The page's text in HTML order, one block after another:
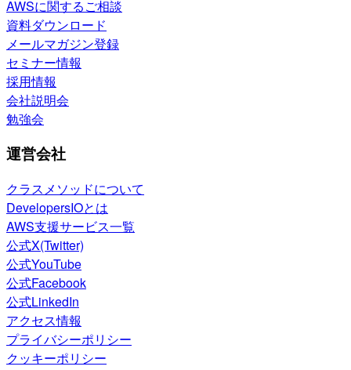
AWSに関するご相談
資料ダウンロード
メールマガジン登録
セミナー情報
採用情報
会社説明会
勉強会
運営会社
クラスメソッドについて
DevelopersIOとは
AWS支援サービス一覧
公式X(Twitter)
公式YouTube
公式Facebook
公式LinkedIn
アクセス情報
プライバシーポリシー
クッキーポリシー